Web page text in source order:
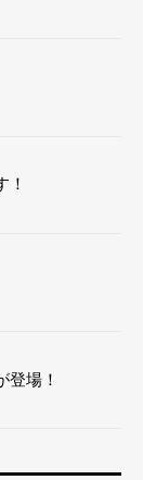
！
登場！